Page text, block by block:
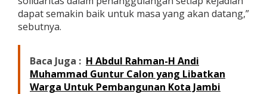
e
t
u
P
dapat semakin baik untuk masa yang akan datang,”
sebutnya.
Baca Juga : H Abdul Rahman-H Andi
Muhammad Guntur Calon yang Libatkan
Warga Untuk Pembangunan Kota Jambi